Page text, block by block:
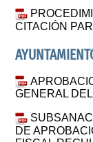
CITACIÓN
GENERAL
DE